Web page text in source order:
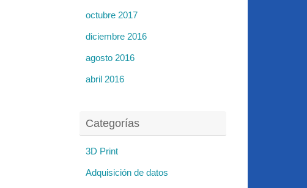
octubre 2017
diciembre 2016
agosto 2016
abril 2016
Categorías
3D Print
Adquisición de datos